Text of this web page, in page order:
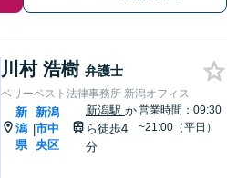
川村 浩樹 弁護士
ベリーベスト法律事務所 新潟オフィス
新
潟
県
|
新潟
市中
央区
新潟駅 か
ら徒歩4
分
営業時間：09:30
~21:00（平日）